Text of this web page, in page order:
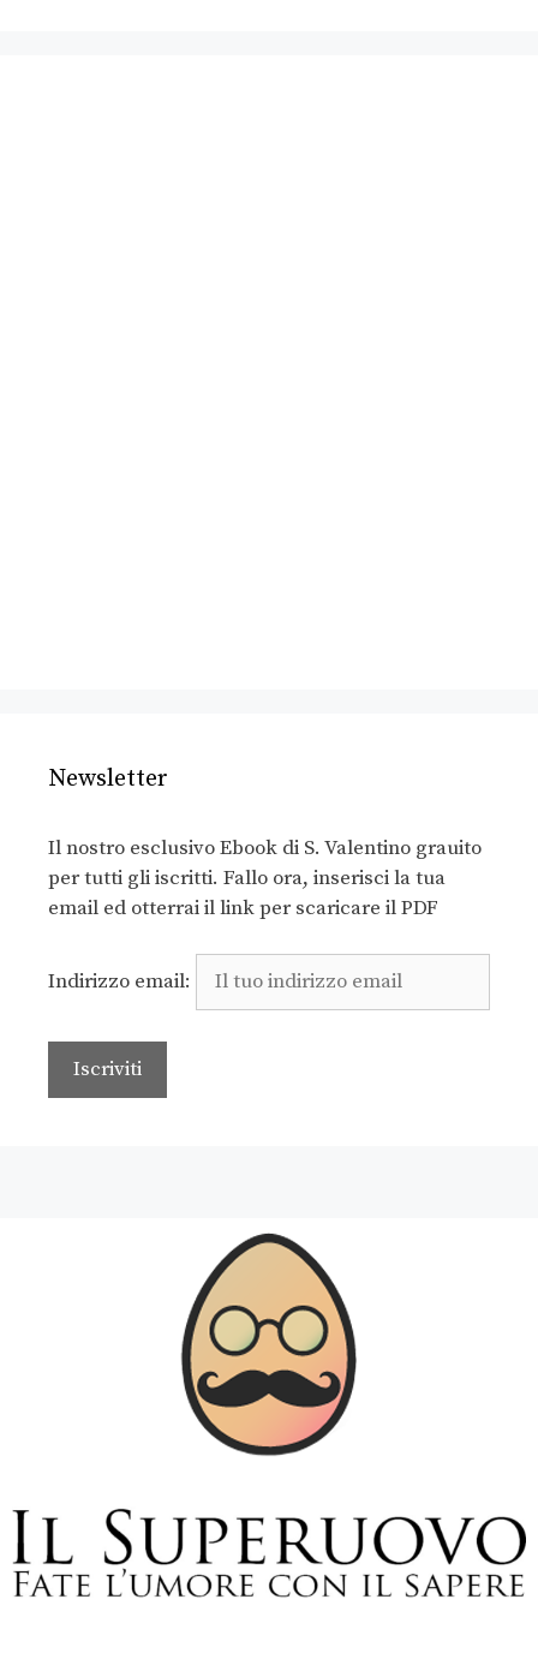
Newsletter
Il nostro esclusivo Ebook di S. Valentino grauito
per tutti gli iscritti. Fallo ora, inserisci la tua
email ed otterrai il link per scaricare il PDF
Indirizzo email: